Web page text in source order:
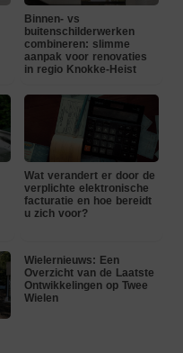
Binnen- vs
buitenschilderwerken
combineren: slimme
aanpak voor renovaties
in regio Knokke-Heist
Wat verandert er door de
verplichte elektronische
facturatie en hoe bereidt
u zich voor?
Wielernieuws: Een
Overzicht van de Laatste
Ontwikkelingen op Twee
Wielen